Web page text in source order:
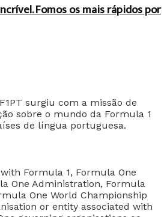
Fomos os mais rápidos por
surgiu com a missão de
sobre o mundo da Formula 1
de língua portuguesa.
Formula 1, Formula One
One Administration, Formula
One World Championship
or entity associated with